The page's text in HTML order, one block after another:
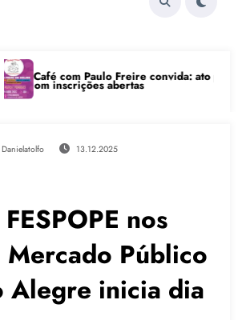
convida: ato público e pedagógica na
Danielatolfo 13.12.2025
nos
Público
Alegre inicia dia